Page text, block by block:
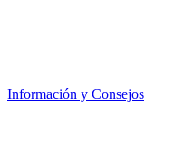
Información y Consejos